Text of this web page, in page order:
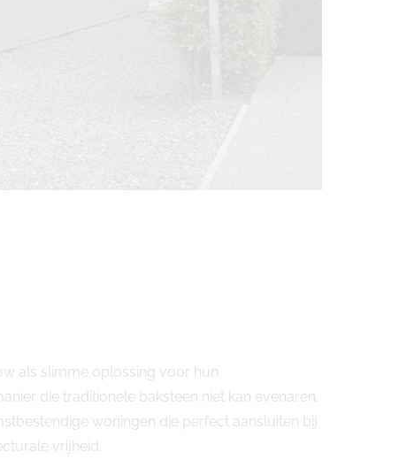
als slimme oplossing voor hun
die traditionele baksteen niet kan evenaren.
woningen die perfect aansluiten bij
vrijheid.